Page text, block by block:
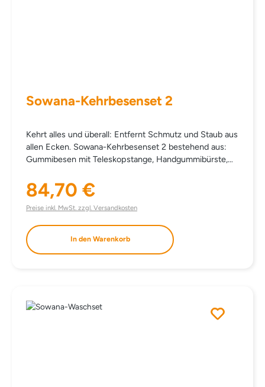
Sowana-Kehrbesenset 2
Kehrt alles und überall: Entfernt Schmutz und Staub aus
allen Ecken. Sowana-Kehrbesenset 2 bestehend aus:
Gummibesen mit Teleskopstange, Handgummibürste,
Regulärer Preis:
84,70 €
Preise inkl. MwSt. zzgl. Versandkosten
In den Warenkorb